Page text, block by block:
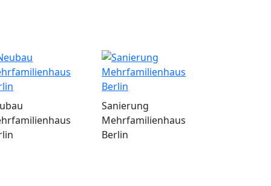
Sanierung
Mehrfamilienhaus
Berlin